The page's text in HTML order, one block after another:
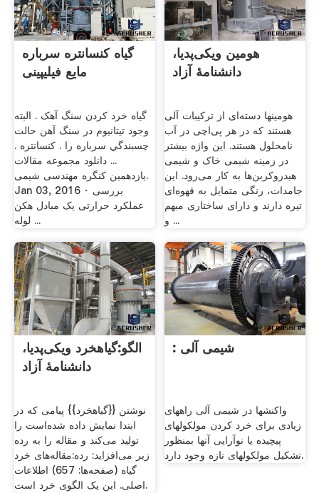
گیاه کنسانتره سرباره
مایع فیلیپینی
گیاه خرد کردن سنگ آهک . البته
وجود تيتانيوم در سنگ آهن حالت
چسبندگي سرباره را . کنسانتره .
... دانلود مجموعه مقالات
یازدهمین کنگره مهندسی شیمی.
Jan 03, 2016 · بررسی
عملکرد حرارتی یک مبادل هکن
لوله ...
هومین ویکی‌پدیا،
دانشنامهٔ آزاد
هومینها دسته‌ای از ترکیبات آلی
هستند که در هر پی‌اچی در آب
نامحلول هستند. این واژه بیشتر
در زمینه شیمی خاک و شیمی
هیدروکربن‌ها به کار می‌رود. این
جامدات، رنگی متمایل به قهوه‌ای
تیره دارند و دارای ساختاری مبهم
و ...
الگو:گیاهخرد ویکی‌پدیا،
دانشنامهٔ آزاد
نوشتن {{گیاهخرد}} پیامی که در
ابتدا نمایش داده شده‌است را
تولید می‌کند و مقاله را به رده
زیر می‌افزاید: رده:مقاله‌های خرد
گیاه (صفحه‌ها: 657) اطلاعات
اصلی. این یک الگوی خرد است.
: شیمی آلی
واکنشها در شیمی آلی راههای
زیادی برای خرد کردن مولکولهای
پیچیده یا نوآرایی آنها بمنظور
تشکیل مولکولهای تازه وجود دارد.